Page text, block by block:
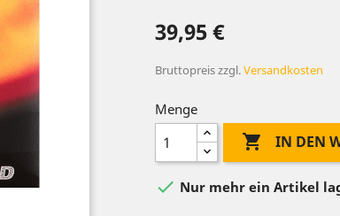
39,95 €
Bruttopreiszzgl.Versandkosten
Menge
 IN DEN
 Nur mehr ein Artikel